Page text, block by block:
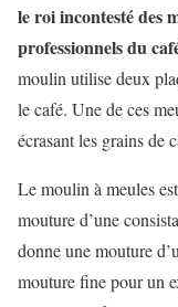
le roi incontesté des
professionnels du
moulin utilise deux
le café. Une de ces
écrasant les grains de
Le moulin à meules
mouture d’une
donne une mouture
mouture fine pour un